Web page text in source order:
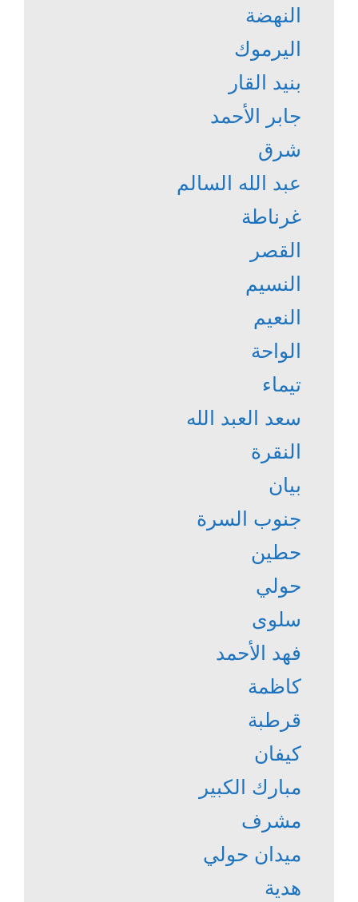
النهضة
اليرموك
بنيد القار
جابر الأحمد
شرق
عبد الله السالم
غرناطة
القصر
النسيم
النعيم
الواحة
تيماء
سعد العبد الله
النقرة
بيان
جنوب السرة
حطين
حولي
سلوى
فهد الأحمد
كاظمة
قرطبة
كيفان
مبارك الكبير
مشرف
ميدان حولي
هدية